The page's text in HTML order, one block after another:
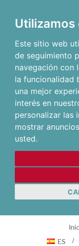
Utilizamos
Este sitio web
de seguimiento
navegación con
la funcionalidad
una mejor
interés en
personalizar las
mostrar
usted.
ES